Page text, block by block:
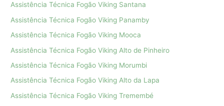
Assistência Técnica Fogão Viking Santana
Assistência Técnica Fogão Viking Panamby
Assistência Técnica Fogão Viking Mooca
Assistência Técnica Fogão Viking Alto de Pinheiro
Assistência Técnica Fogão Viking Morumbi
Assistência Técnica Fogão Viking Alto da Lapa
Assistência Técnica Fogão Viking Tremembé